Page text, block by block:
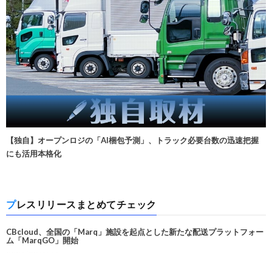
【独自】オープンロジの「AI梱包予測」、トラック必要台数の迅速把握
にも活用本格化
プレスリリースまとめてチェック
CBcloud、全国の「Marq」施設を起点とした新たな配送プラットフォー
ム「MarqGO」開始